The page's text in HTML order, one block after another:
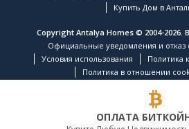
Купить Дом в
Copyright Antalya Homes © 2004-
Официальные уведомления и отказ
Условия использования
Политика
Политика в отношении
ОПЛАТА